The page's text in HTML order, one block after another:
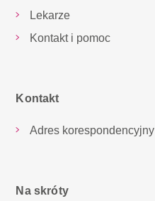
Lekarze
Kontakt i pomoc
Kontakt
Adres korespondencyjny
Na skróty